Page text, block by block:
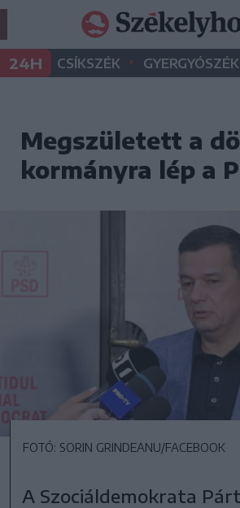
24H CSÍKSZÉK • GYERGYÓSZÉK
Megszületett a
kormányra lép a
FOTÓ: SORIN GRINDEANU/FACEBOOK
A Szociáldemokrata